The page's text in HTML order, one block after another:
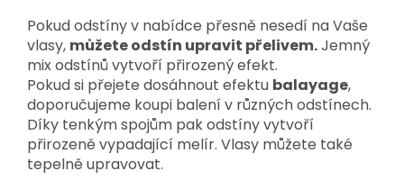
Pokud odstíny v nabídce přesně nesedí na Vaše
vlasy, můžete odstín upravit přelivem.Jemný
mix odstínů vytvoří přirozený efekt.
Pokud si přejete dosáhnout efektu balayage,
doporučujeme koupi balení v různých odstínech.
Díky tenkým spojům pak odstíny vytvoří
přirozeně vypadající melír. Vlasy můžete také
tepelně upravovat.